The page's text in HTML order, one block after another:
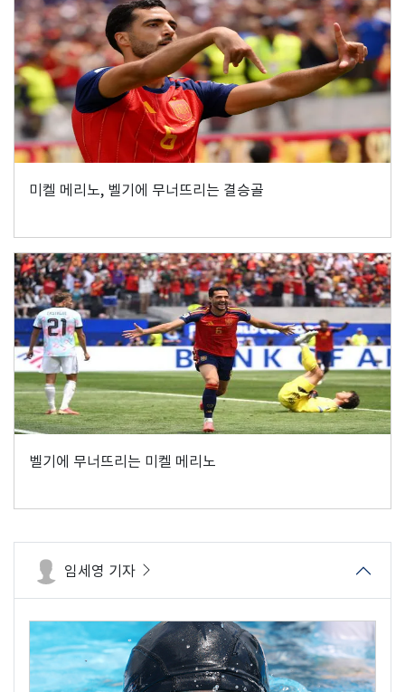
미켈 메리노, 벨기에 무너뜨리는 결승골
벨기에 무너뜨리는 미켈 메리노
임세영 기자